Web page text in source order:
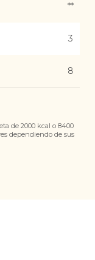
**
3
8
de 2000 kcal o 8400
dependiendo de sus